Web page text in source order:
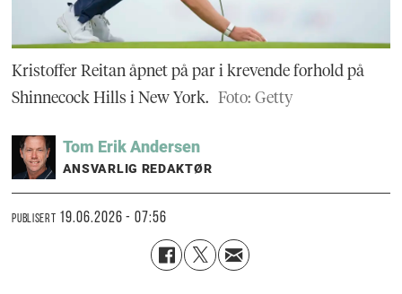
Kristoffer Reitan åpnet på par i krevende forhold på
Shinnecock Hills i New York. Foto: Getty
Tom Erik Andersen
ANSVARLIG REDAKTØR
PUBLISERT 19.06.2026 - 07:56